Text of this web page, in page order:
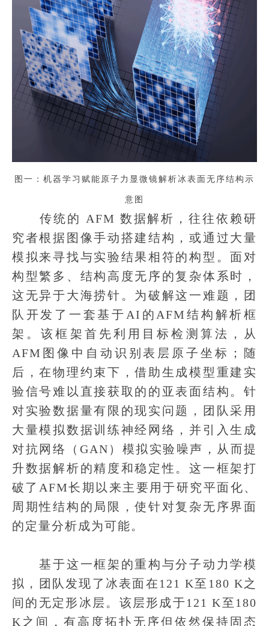
图一：机器学习赋能原子力显微镜解析冰表面无序结构示
意图
传统的 AFM 数据解析，往往依赖研
究者根据图像手动搭建结构，或通过大量
模拟来寻找与实验结果相符的构型。面对
构型繁多、结构高度无序的复杂体系时，
这无异于大海捞针。为破解这一难题，团
队开发了一套基于AI的AFM结构解析框
架。该框架首先利用目标检测算法，从
AFM图像中自动识别表层原子坐标；随
后，在物理约束下，借助生成模型重建实
验信号难以直接获取的的亚表面结构。针
对实验数据量有限的现实问题，团队采用
大量模拟数据训练神经网络，并引入生成
对抗网络（GAN）模拟实验噪声，从而提
升数据解析的精度和稳定性。这一框架打
破了AFM长期以来主要用于研究平面化、
周期性结构的局限，使针对复杂无序界面
的定量分析成为可能。
基于这一框架的重构与分子动力学模
拟，团队发现了冰表面在121 K至180 K之
间的无定形冰层。该层形成于121 K至180
K之间，有高度拓扑无序但依然保持固态